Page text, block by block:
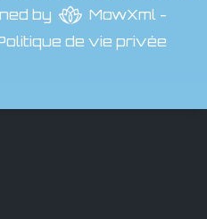
by MowXml -
de vie privée